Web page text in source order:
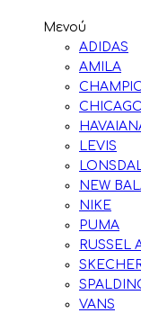
Μενού
ADIDAS
AMILA
LEVIS
NEW
NIKE
PUMA
RUSSEL
VANS